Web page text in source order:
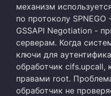
механизм
по протоколу
GSSAPI Negotiation -
серверам. Когда
ключи для
обработчик cifs.upcall,
правами root.
обработчик не